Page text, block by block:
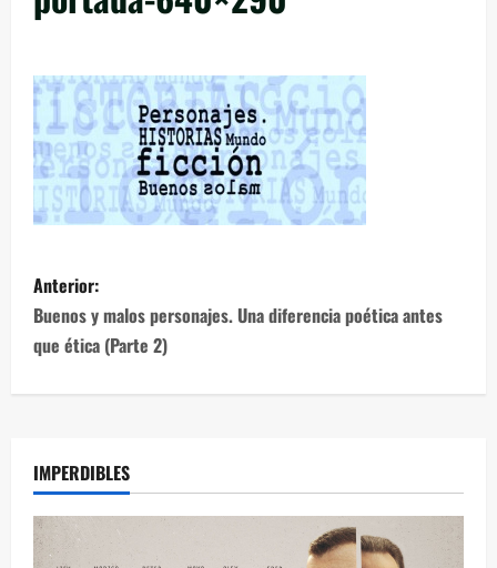
Anterior:
Buenos y malos personajes. Una diferencia poética antes
que ética (Parte 2)
IMPERDIBLES